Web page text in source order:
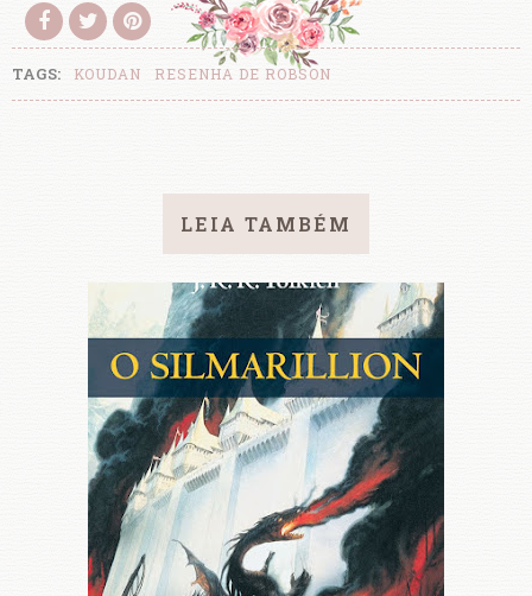
TAGS: KOUDAN RESENHA DE ROBSON
LEIA TAMBÉM